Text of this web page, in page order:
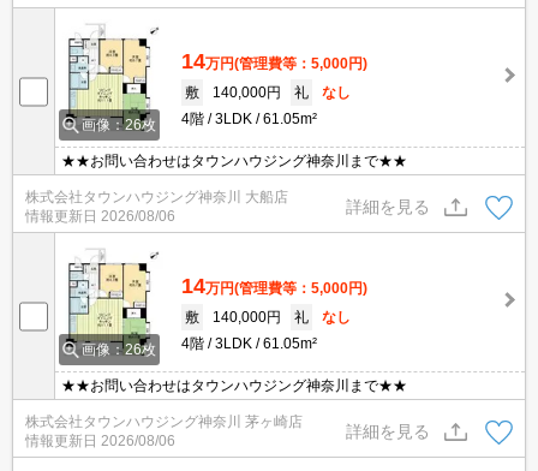
画像：26枚
14万円(管理費等：5,000円)
敷
140,000円 礼
なし
4階
3LDK 61.05m²
★★お問い合わせはタウンハウジング神奈川まで★★
株式会社タウンハウジング神奈川 大船店
情報更新日 2026/08/06
詳細を見る
画像：26枚
14万円(管理費等：5,000円)
敷
140,000円 礼
なし
4階
3LDK 61.05m²
★★お問い合わせはタウンハウジング神奈川まで★★
株式会社タウンハウジング神奈川 茅ヶ崎店
情報更新日 2026/08/06
詳細を見る